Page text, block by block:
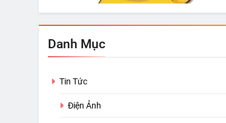
Danh Mục
Tin Tức
Điện Ảnh